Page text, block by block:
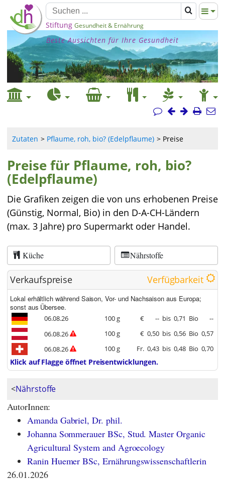
Stiftung Gesundheit & Ernährung
Beste Aussichten für Ihre Gesundheit
Zutaten Pflaume, roh, bio? (Edelpflaume) Preise
Preise für Pflaume, roh, bio?
(Edelpflaume)
Die Grafiken zeigen die von uns erhobenen Preise
(Günstig, Normal, Bio) in den D-A-CH-Ländern
(max. 3 Jahre) pro Supermarkt oder Handel.
Küche Nährstoffe
Verkaufspreise Verfügbarkeit
Lokal erhältlich während Saison, Vor- und Nachsaison aus Europa;
sonst aus Übersee.
06.08.26 100 g € -- bis 0,71 Bio
--
06.08.26
100 g € 0,50 bis 0,56 Bio 0,57
06.08.26
100 g Fr. 0,43 bis 0,48 Bio 0,70
Klick auf Flagge öffnet Preisentwicklungen.
<Nährstoffe
AutorInnen:
Amanda Gabriel, Dr. phil.
Johanna Sommerauer BSc, Stud. Master Organic
Agricultural System and Agroecology
Ranin Huemer BSc, Ernährungswissenschaftlerin
26.01.2026